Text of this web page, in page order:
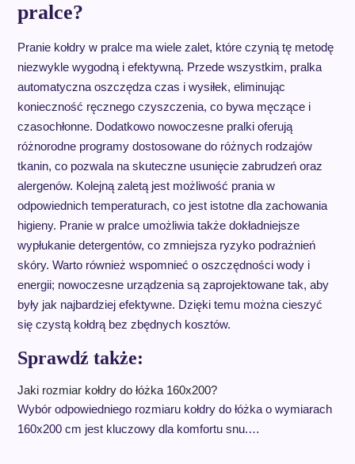
pralce?
Pranie kołdry w pralce ma wiele zalet, które czynią tę metodę
niezwykle wygodną i efektywną. Przede wszystkim, pralka
automatyczna oszczędza czas i wysiłek, eliminując
konieczność ręcznego czyszczenia, co bywa męczące i
czasochłonne. Dodatkowo nowoczesne pralki oferują
różnorodne programy dostosowane do różnych rodzajów
tkanin, co pozwala na skuteczne usunięcie zabrudzeń oraz
alergenów. Kolejną zaletą jest możliwość prania w
odpowiednich temperaturach, co jest istotne dla zachowania
higieny. Pranie w pralce umożliwia także dokładniejsze
wypłukanie detergentów, co zmniejsza ryzyko podrażnień
skóry. Warto również wspomnieć o oszczędności wody i
energii; nowoczesne urządzenia są zaprojektowane tak, aby
były jak najbardziej efektywne. Dzięki temu można cieszyć
się czystą kołdrą bez zbędnych kosztów.
Sprawdź także:
Jaki rozmiar kołdry do łóżka 160x200?
Wybór odpowiedniego rozmiaru kołdry do łóżka o wymiarach
160x200 cm jest kluczowy dla komfortu snu.…